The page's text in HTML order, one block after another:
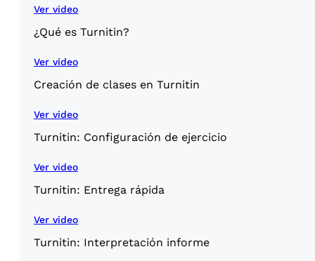
Ver video
¿Qué es Turnitin?
Ver video
Creación de clases en Turnitin
Ver video
Turnitin: Configuración de ejercicio
Ver video
Turnitin: Entrega rápida
Ver video
Turnitin: Interpretación informe